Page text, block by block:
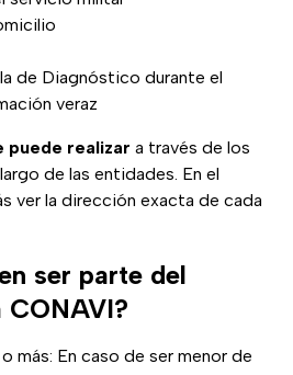
de Diagnóstico durante el
veraz
puede realizar a través de los
de las entidades. En el
ver la dirección exacta de cada
ser parte del
CONAVI?
más: En caso de ser menor de